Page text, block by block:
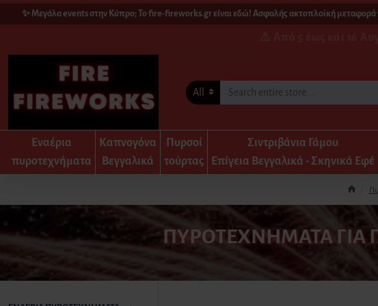
✨ Μεγάλα events στην Κύπρο; Το fire-fireworks.gr είναι εδώ! Ασφαλής ακτοπλοϊκή μεταφορά για
All
Εναέρια
πυροτεχνήματα
Καπνογόνα
Βεγγαλικά
Πυρσοί
τούρτας
Σιντριβάνια Γάμου
Επίγεια Βεγγαλικά - Σκηνικά Εφέ
ΠΥΡΟΤΕΧΝΉΜΑΤΑ ΓΙΑ